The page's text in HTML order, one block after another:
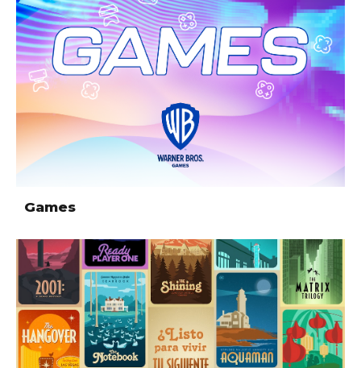
Games